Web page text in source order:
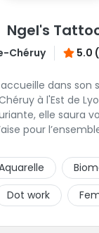
Ngel's
Chéruy 5.0
dans son
à l'Est de Lyon. De
elle saura
pour
des calligraphies,
Dot work